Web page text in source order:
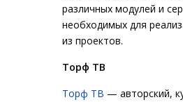
различных модулей и
необходимых для
из проектов.
Торф ТВ
Торф ТВ — авторский,